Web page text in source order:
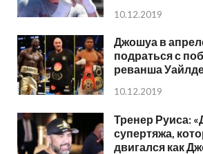
10.12.2019
Джошуа в
подраться с
реванша
10.12.2019
Тренер Руиса:
супертяжа,
двигался как